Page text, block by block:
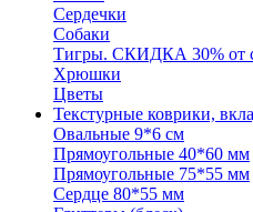
Сердечки
Собаки
Тигры. СКИДКА 30% от
Хрюшки
Цветы
Текстурные коврики,
Овальные 9*6 см
Прямоугольные 40*60 мм
Прямоугольные 75*55 мм
Сердце 80*55 мм